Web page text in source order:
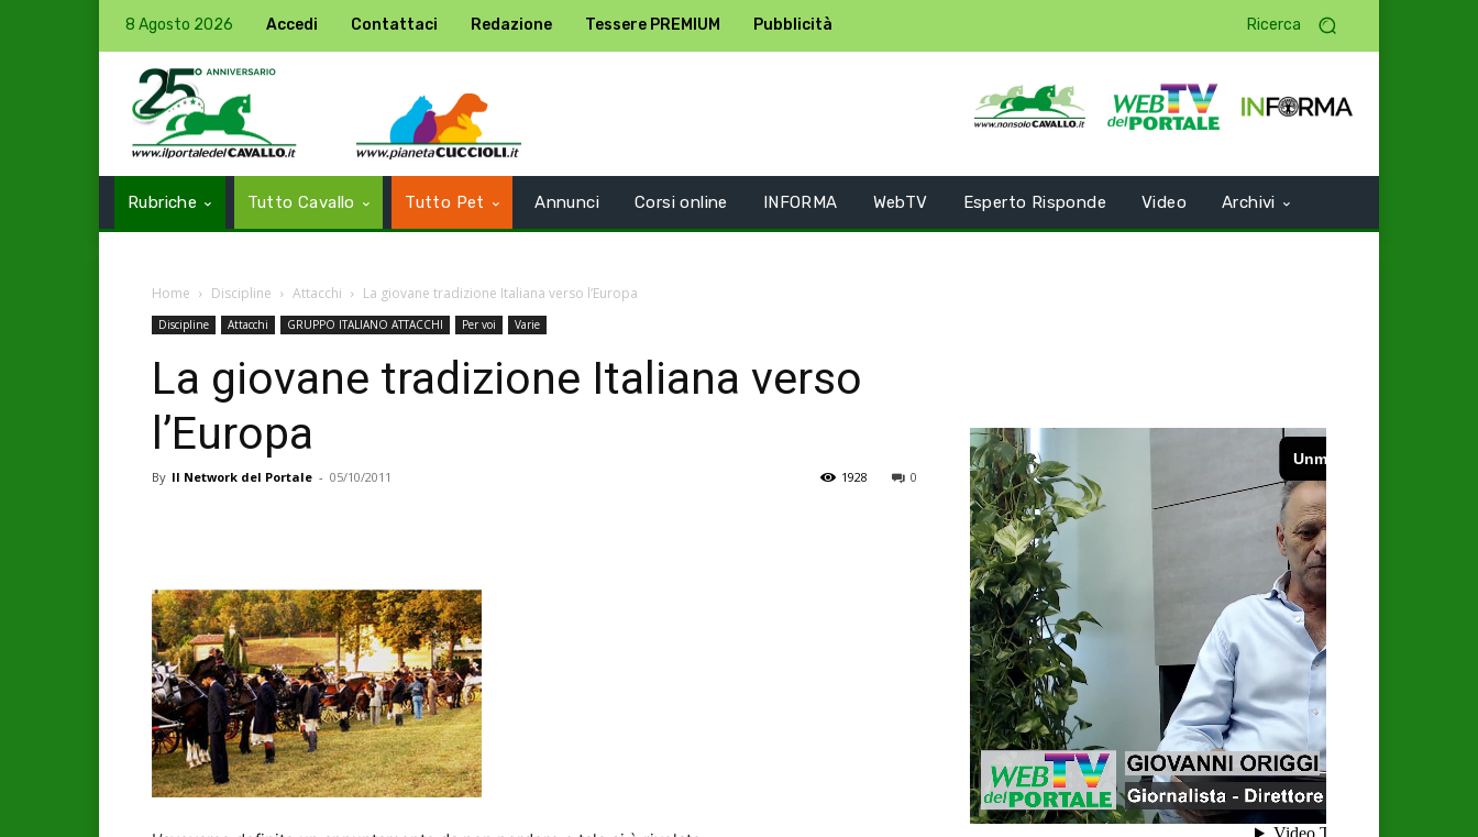
8 Agosto 2026 Accedi Contattaci Redazione Tessere PREMIUM Pubblicità Ricerca
Rubriche Tutto Cavallo Tutto Pet Annunci Corsi online INFORMA WebTV Esperto Risponde Video Archivi
Home Discipline Attacchi La giovane tradizione Italiana verso l’Europa
Discipline Attacchi GRUPPO ITALIANO ATTACCHI Per voi Varie
La giovane tradizione Italiana verso
l’Europa
By Il Network del Portale - 05/10/2011 0
1928